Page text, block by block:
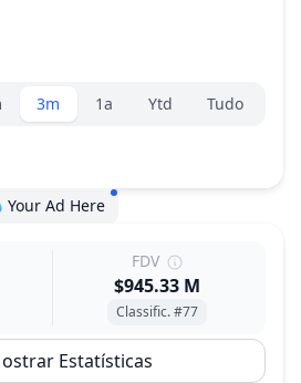
3m 1a Ytd Tudo
Your Ad Here
FDV
$945.33 M
Classific. #77
Estatísticas